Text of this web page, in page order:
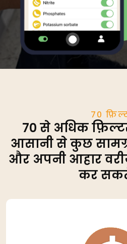
70
70 से अधिक
आसानी से कुछ
और अपनी आहार
कर